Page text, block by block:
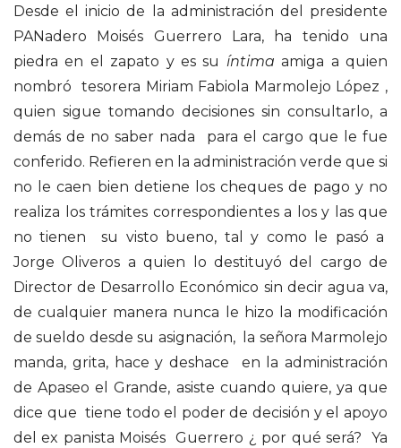
Desde el inicio de la administración del presidente
PANadero Moisés Guerrero Lara, ha tenido una
piedra en el zapato y es su íntima amiga a quien
nombró tesorera Miriam Fabiola Marmolejo López ,
quien sigue tomando decisiones sin consultarlo, a
demás de no saber nada para el cargo que le fue
conferido. Refieren en la administración verde que si
no le caen bien detiene los cheques de pago y no
realiza los trámites correspondientes a los y las que
no tienen su visto bueno, tal y como le pasó a
Jorge Oliveros a quien lo destituyó del cargo de
Director de Desarrollo Económico sin decir agua va,
de cualquier manera nunca le hizo la modificación
de sueldo desde su asignación, la señora Marmolejo
manda, grita, hace y deshace en la administración
de Apaseo el Grande, asiste cuando quiere, ya que
dice que tiene todo el poder de decisión y el apoyo
del ex panista Moisés Guerrero ¿ por qué será? Ya